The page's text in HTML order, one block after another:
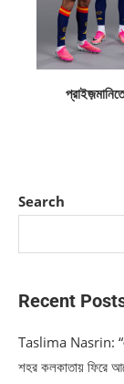
Search
Recent
Taslima Nasrin: “এই
শহর কলকাতায় ফিরে